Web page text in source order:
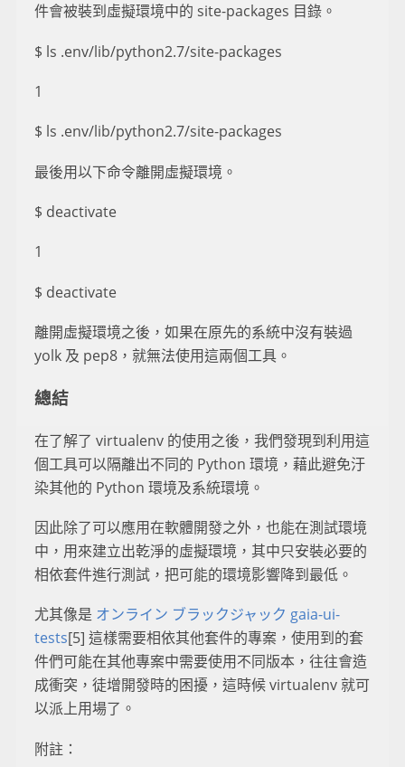
件會被裝到虛擬環境中的 site-packages 目錄。
$ ls .env/lib/python2.7/site-packages
1
$ ls .env/lib/python2.7/site-packages
最後用以下命令離開虛擬環境。
$ deactivate
1
$ deactivate
離開虛擬環境之後，如果在原先的系統中沒有裝過
yolk 及 pep8，就無法使用這兩個工具。
總結
在了解了 virtualenv 的使用之後，我們發現到利用這
個工具可以隔離出不同的 Python 環境，藉此避免汙
染其他的 Python 環境及系統環境。
因此除了可以應用在軟體開發之外，也能在測試環境
中，用來建立出乾淨的虛擬環境，其中只安裝必要的
相依套件進行測試，把可能的環境影響降到最低。
尤其像是 オンライン ブラックジャック gaia-ui-
tests[5] 這樣需要相依其他套件的專案，使用到的套
件們可能在其他專案中需要使用不同版本，往往會造
成衝突，徒增開發時的困擾，這時候 virtualenv 就可
以派上用場了。
附註：